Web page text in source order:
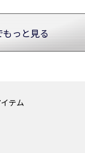
もっと見る
テム